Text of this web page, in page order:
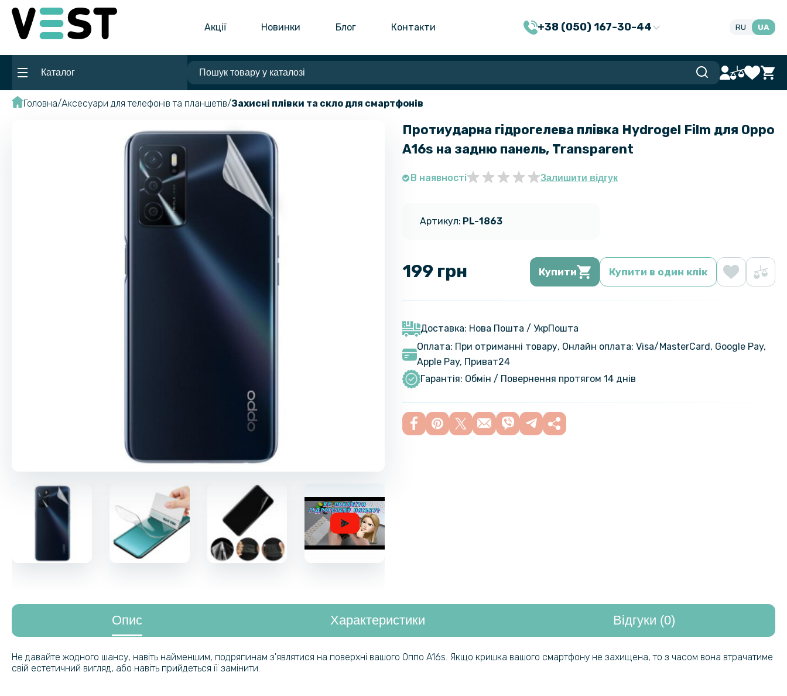
Акції Новинки Блог Контакти +38 (050) 167-30-44 RU UA
Каталог
Головна Аксесуари для телефонів та планшетів Захисні плівки та скло для смартфонів
Протиударна гідрогелева плівка Hydrogel Film для Oppo
A16s на задню панель, Transparent
В наявності Залишити відгук
Артикул: PL-1863
199 грн Купити Купити в один клік
Доставка: Нова Пошта / УкрПошта
Оплата: При отриманні товару, Онлайн оплата: Visa/MasterСard, Google Pay,
Apple Pay, Приват24
Гарантія: Обмін / Повернення протягом 14 днів
Опис Характеристики Відгуки (0)
Не давайте жодного шансу, навіть найменшим, подряпинам з'являтися на поверхні вашого Оппо A16s. Якщо кришка вашого смартфону не захищена, то з часом вона втрачатиме
свій естетичний вигляд, або навіть прийдеться її замінити.